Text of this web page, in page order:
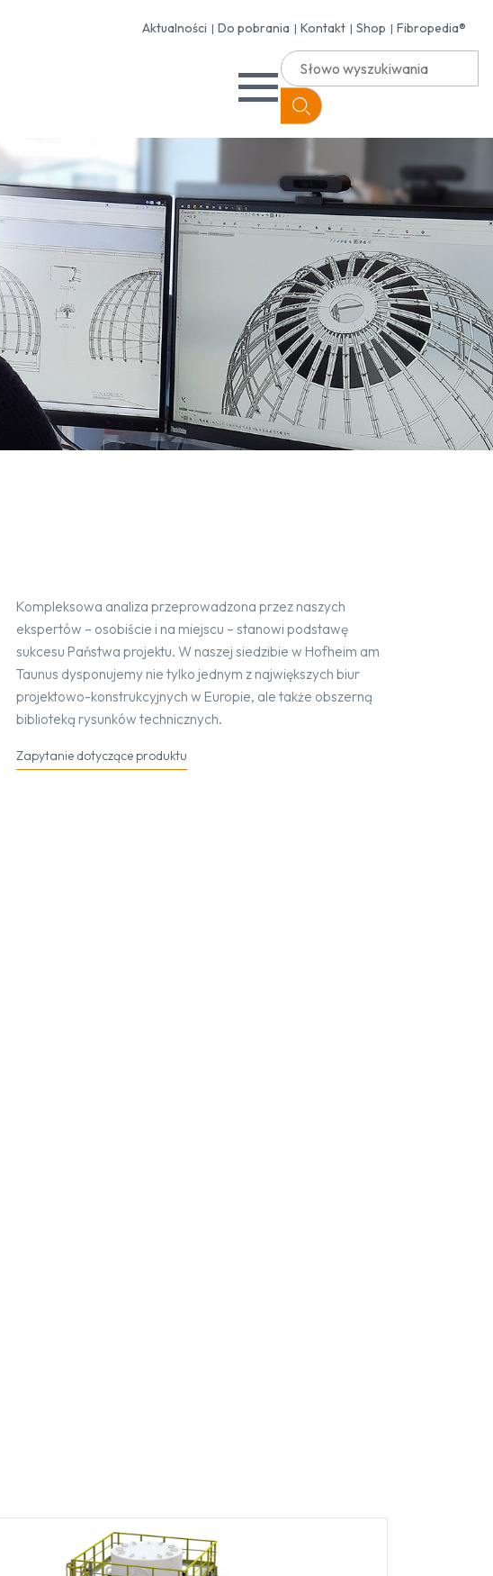
Aktualności Do pobrania Kontakt Shop Fibropedia®
Kompleksowa analiza przeprowadzona przez naszych
ekspertów – osobiście i na miejscu – stanowi podstawę
sukcesu Państwa projektu. W naszej siedzibie w Hofheim am
Taunus dysponujemy nie tylko jednym z największych biur
projektowo-konstrukcyjnych w Europie, ale także obszerną
biblioteką rysunków technicznych.
Zapytanie dotyczące produktu